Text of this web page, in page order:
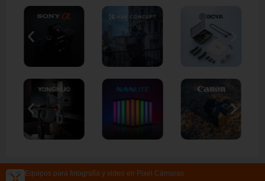
Equipos para fotografía y video en Pixel Cámaras